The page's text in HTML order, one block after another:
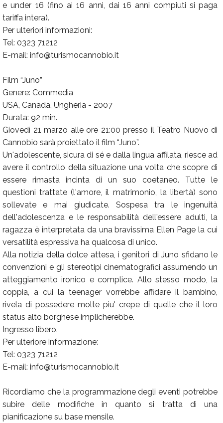
e under 16 (fino ai 16 anni, dai 16 anni compiuti si paga
tariffa intera).
Per ulteriori informazioni:
Tel: 0323 71212
E-mail: info@turismocannobio.it
Film “Juno”
Genere: Commedia
USA, Canada, Ungheria - 2007
Durata: 92 min.
Giovedì 21 marzo alle ore 21:00 presso il Teatro Nuovo di
Cannobio sarà proiettato il film “Juno”.
Un'adolescente, sicura di sé e dalla lingua affilata, riesce ad
avere il controllo della situazione una volta che scopre di
essere rimasta incinta di un suo coetaneo. Tutte le
questioni trattate (l'amore, il matrimonio, la libertà) sono
sollevate e mai giudicate. Sospesa tra le ingenuità
dell'adolescenza e le responsabilità dell'essere adulti, la
ragazza è interpretata da una bravissima Ellen Page la cui
versatilità espressiva ha qualcosa di unico.
Alla notizia della dolce attesa, i genitori di Juno sfidano le
convenzioni e gli stereotipi cinematografici assumendo un
atteggiamento ironico e complice. Allo stesso modo, la
coppia, a cui la teenager vorrebbe affidare il bambino,
rivela di possedere molte piu' crepe di quelle che il loro
status alto borghese implicherebbe.
Ingresso libero.
Per ulteriore informazione:
Tel: 0323 71212
E-mail: info@turismocannobio.it
Ricordiamo che la programmazione degli eventi potrebbe
subire delle modifiche in quanto si tratta di una
pianificazione su base mensile.